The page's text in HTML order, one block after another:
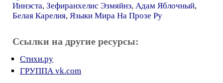
Иннэста, Зефиранхелис Эзмяйнэ, Адам Яблочный,
Белая Карелия, Языки Мира На Прозе Ру
Ссылки на другие ресурсы:
Стихи.ру
ГРУППА vk.com